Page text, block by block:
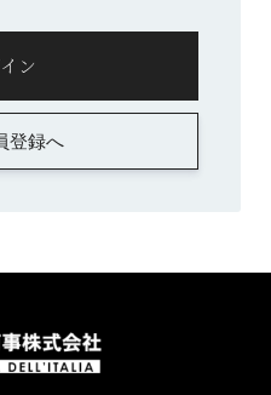
登録へ